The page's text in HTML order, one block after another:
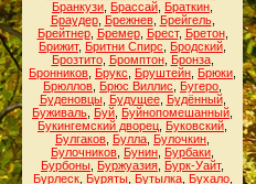
Бранкузи Брассай Браткин
Браудер, Брежнев, Брейгель,
Брейтнер, Бремер, Брест, Бретон,
Брижит, Бритни Спирс Бродский
Брозтито, Бромптон, Бронза,
Бронников Брукс Бруштейн Брюки
Брюллов Брюс Виллис Бугеро
Буденовцы, Будущее, Будённый,
Буживаль Буй Буйнопомешанный
Букингемский дворец Буковский
Булгаков Булла Булочкин
Булочников Бунин Бурбаки
Бурбоны Буржуазия Бурк-Уайт,
Бурлеск, Буряты, Бутылка, Бухало,